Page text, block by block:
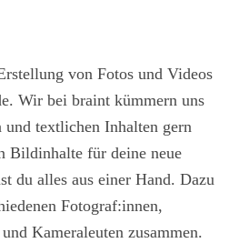
von Fotos und Videos
Wir bei braint kümmern uns
und textlichen Inhalten gern
Bildinhalte für deine neue
du alles aus einer Hand. Dazu
Fotograf:innen,
Kameraleuten zusammen.